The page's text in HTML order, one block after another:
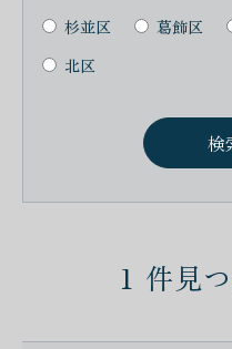
杉並区
葛飾区
北区
1 件見